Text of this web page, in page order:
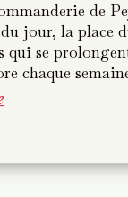
de
jour, la place
se
chaque
de
jour, la place
se
chaque